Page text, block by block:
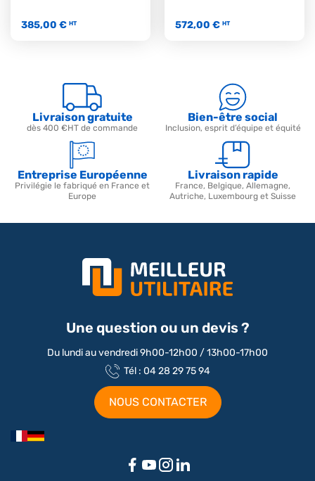
385,00 € HT 572,00 € HT
Livraison gratuite
dès 400 €HT de commande
Bien-être social
Inclusion, esprit d’équipe et équité
Entreprise Européenne
Privilégie le fabriqué en France et
Europe
Livraison rapide
France, Belgique, Allemagne,
Autriche, Luxembourg et Suisse
Une question ou un devis ?
Du lundi au vendredi 9h00-12h00 / 13h00-17h00
Tél : 04 28 29 75 94
NOUS CONTACTER